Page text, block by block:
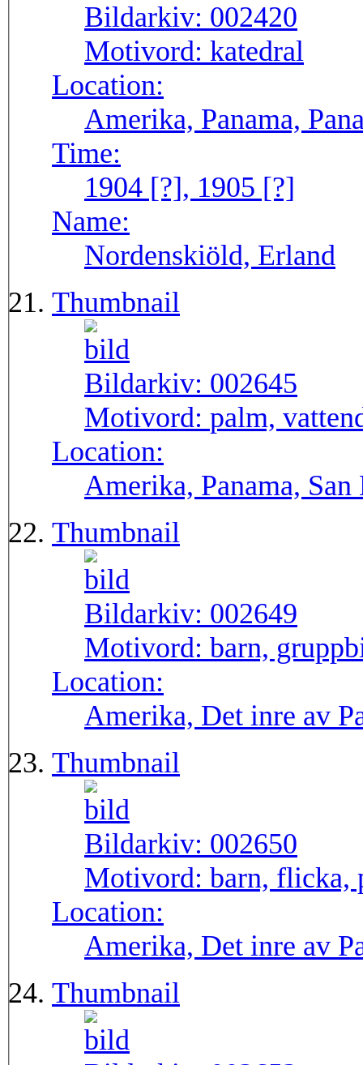
Bildarkiv: 002420
Motivord: katedral
Location:
Amerika, Panama,
Time:
1904 [?], 1905 [?]
Name:
Nordenskiöld, Erland
Thumbnail
Bildarkiv: 002645
Motivord: palm,
Location:
Amerika, Panama,
Thumbnail
Bildarkiv: 002649
Motivord: barn,
Location:
Amerika, Det inre av
Thumbnail
Bildarkiv: 002650
Motivord: barn, flicka,
Location:
Amerika, Det inre av
Thumbnail